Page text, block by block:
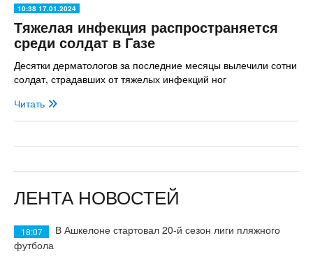
10:38 17.01.2024
Тяжелая инфекция распространяется
среди солдат в Газе
Десятки дерматологов за последние месяцы вылечили сотни
солдат, страдавших от тяжелых инфекций ног
Читать
ЛЕНТА НОВОСТЕЙ
18:07
В Ашкелоне стартовал 20-й сезон лиги пляжного
футбола